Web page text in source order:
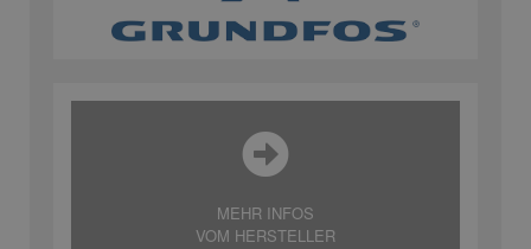
MEHR INFOS
VOM HERSTELLER